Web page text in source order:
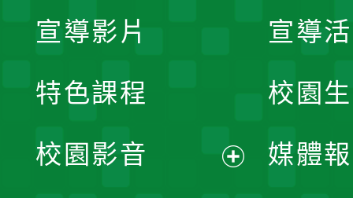
宣導
校園
媒體
宣導影片
特色課程
校園影音